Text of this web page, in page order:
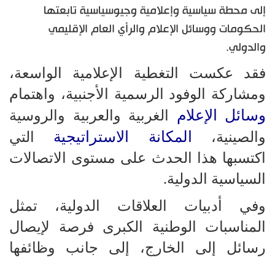
إلى محطة سياسية وإعلامية وجيوسياسية تابعتها
الحكومات ووسائل الإعلام والرأي العام الإقليمي
والدولي.
فقد عكست التغطية الإعلامية الواسعة،
ومشاركة الوفود الرسمية الأجنبية، واهتمام
وسائل الإعلام الغربية والعربية والروسية
والصينية، المكانة الاستراتيجية التي
اكتسبها هذا الحدث على مستوى الاتصالات
السياسية الدولية.
وفي أدبيات العلاقات الدولية، تمثل
المناسبات الوطنية الكبرى فرصة لإيصال
رسائل إلى الخارج، إلى جانب وظائفها